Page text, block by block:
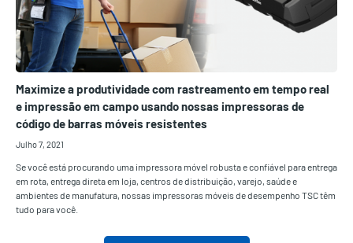
Maximize a produtividade com rastreamento em tempo real
e impressão em campo usando nossas impressoras de
código de barras móveis resistentes
Julho 7, 2021
Se você está procurando uma impressora móvel robusta e confiável para entrega
em rota, entrega direta em loja, centros de distribuição, varejo, saúde e
ambientes de manufatura, nossas impressoras móveis de desempenho TSC têm
tudo para você.